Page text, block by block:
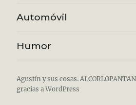
Automóvil
Humor
Agustín y sus cosas.
gracias a WordPress